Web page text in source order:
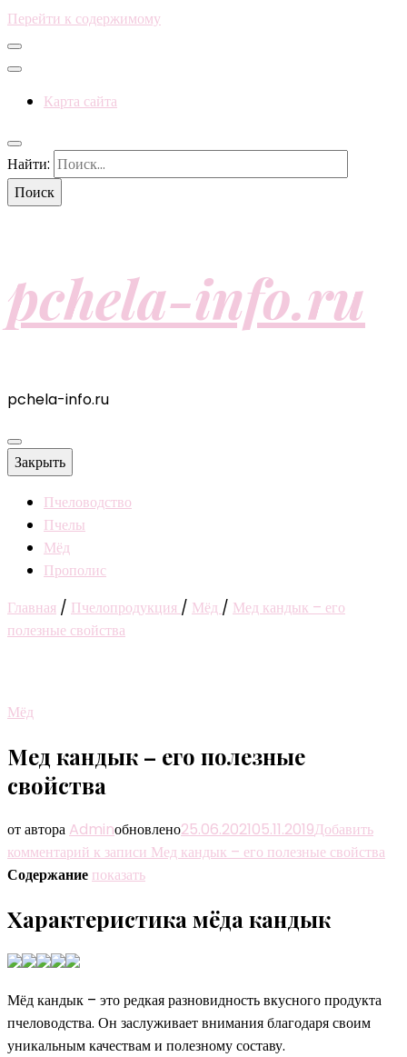
Перейти к содержимому
Карта сайта
Найти:
pchela-info.ru
pchela-info.ru
Закрыть
Пчеловодство
Пчелы
Мёд
Прополис
Главная / Пчелопродукция / Мёд / Мед кандык – его
полезные свойства
Мёд
Мед кандык – его полезные
свойства
от автора Adminобновлено25.06.202105.11.2019Добавить
комментарий к записи Мед кандык – его полезные свойства
Содержание показать
Характеристика мёда кандык
Мёд кандык – это редкая разновидность вкусного продукта
пчеловодства. Он заслуживает внимания благодаря своим
уникальным качествам и полезному составу.